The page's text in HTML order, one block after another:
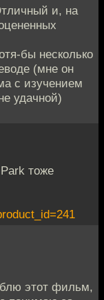
и, на
бы несколько
(мне он
с изучением
удачной)
тоже
этот фильм,